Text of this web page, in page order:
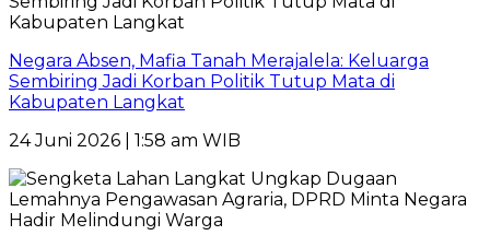
Negara Absen, Mafia Tanah Merajalela: Keluarga
Sembiring Jadi Korban Politik Tutup Mata di
Kabupaten Langkat
24 Juni 2026 | 1:58 am WIB